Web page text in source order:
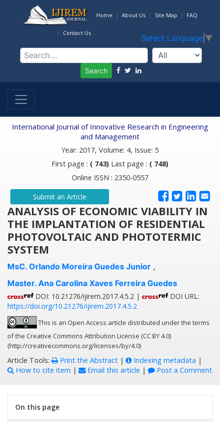
Home About Us Site Map FAQ
Contact Us
Select Language ▼
Search
International Journal of Innovative Research in Engineering
and Management
Year: 2017, Volume: 4, Issue: 5
First page : ( 743) Last page : ( 748)
Online ISSN : 2350-0557
Submit an Article
ANALYSIS OF ECONOMIC VIABILITY IN
THE IMPLANTATION OF RESIDENTIAL
PHOTOVOLTAIC AND PHOTOTERMIC
SYSTEM
MsC. Orlando Moreira Guedes Junior ,
Master. Ana Carolina Xaves Ferreira Guedes
DOI: 10.21276/ijirem.2017.4.5.2 |
DOI URL:
https://doi.org/10.21276/ijirem.2017.4.5.2
This is an Open Access article distributed under the terms
of the Creative Commons Attribution License (CC BY 4.0)
(http://creativecommons.org/licenses/by/4.0)
Article Tools: Print the Abstract | Indexing metadata |
How to cite item | Email this article | Post a Comment
On this page